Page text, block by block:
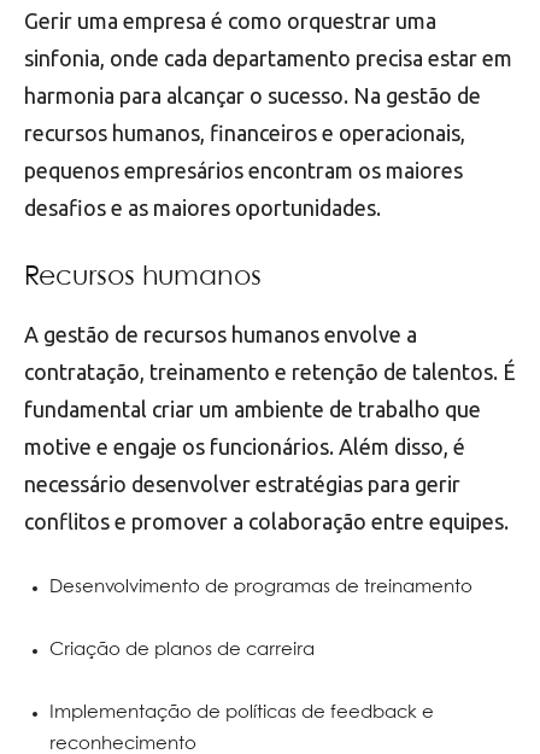
Gerir uma empresa é como orquestrar uma
sinfonia, onde cada departamento precisa estar em
harmonia para alcançar o sucesso. Na gestão de
recursos humanos, financeiros e operacionais,
pequenos empresários encontram os maiores
desafios e as maiores oportunidades.
Recursos humanos
A gestão de recursos humanos envolve a
contratação, treinamento e retenção de talentos. É
fundamental criar um ambiente de trabalho que
motive e engaje os funcionários. Além disso, é
necessário desenvolver estratégias para gerir
conflitos e promover a colaboração entre equipes.
Desenvolvimento de programas de treinamento
Criação de planos de carreira
Implementação de políticas de feedback e
reconhecimento